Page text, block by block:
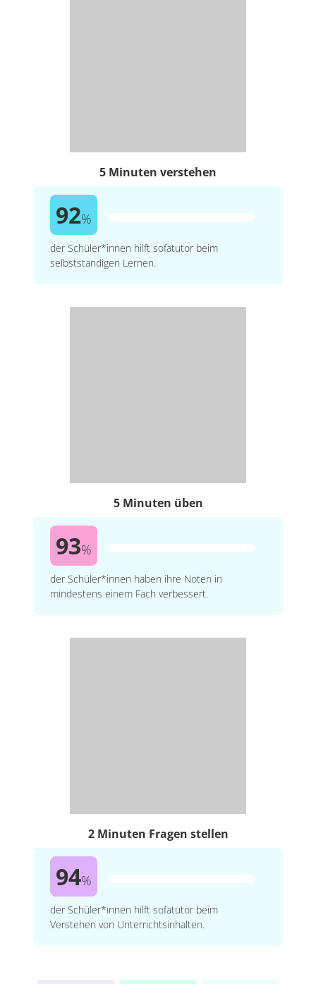
5 Minuten verstehen
92%
der Schüler*innen hilft sofatutor beim
selbstständigen Lernen.
5 Minuten üben
93%
der Schüler*innen haben ihre Noten in
mindestens einem Fach verbessert.
2 Minuten Fragen stellen
94%
der Schüler*innen hilft sofatutor beim
Verstehen von Unterrichtsinhalten.